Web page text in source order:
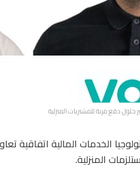
دفع مرنة للمشتريات المنزلية
الخدمات المالية
المنزلية.